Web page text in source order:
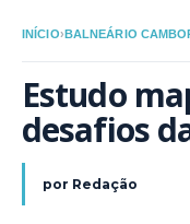
INÍCIO›BALNEÁRIO
Estudo
desafios
por Redação